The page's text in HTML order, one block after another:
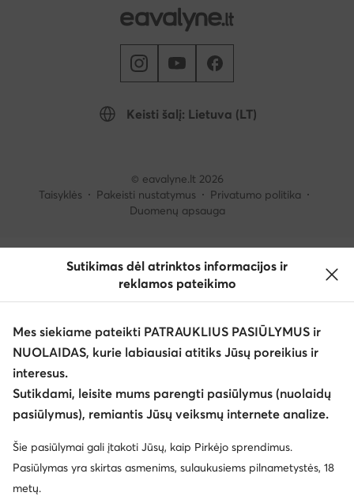
Keisti šalį: Lietuva (LT)
© eavalyne.lt 2026
Taisyklės
Pakeisti nustatymus
Privatumo politika
Duomenų apsauga
Sutikimas dėl atrinktos informacijos ir
reklamos pateikimo
Mes siekiame pateikti PATRAUKLIUS PASIŪLYMUS ir
NUOLAIDAS, kurie labiausiai atitiks Jūsų poreikius ir
interesus.
Sutikdami, leisite mums parengti pasiūlymus (nuolaidų
pasiūlymus), remiantis Jūsų veiksmų internete analize.
Šie pasiūlymai gali įtakoti Jūsų, kaip Pirkėjo sprendimus.
Pasiūlymas yra skirtas asmenims, sulaukusiems pilnametystės, 18
metų.